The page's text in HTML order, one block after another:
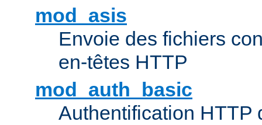
mod_asis
Envoie des fichiers
en-têtes HTTP
mod_auth_basic
Authentification HTTP